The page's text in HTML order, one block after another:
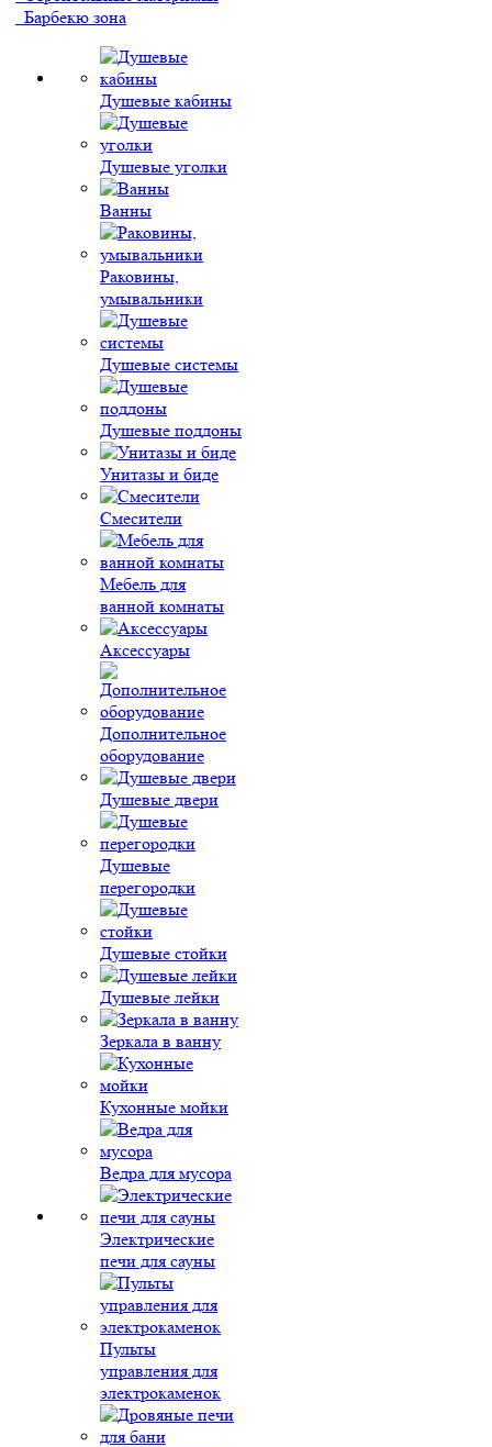
Барбекю зона
Душевые кабины
Душевые уголки
Ванны
Раковины,
умывальники
Душевые системы
Душевые поддоны
Унитазы и биде
Смесители
Мебель для
ванной комнаты
Аксессуары
Дополнительное
оборудование
Душевые двери
Душевые
перегородки
Душевые стойки
Душевые лейки
Зеркала в ванну
Кухонные мойки
Ведра для мусора
Электрические
печи для сауны
Пульты
управления для
электрокаменок